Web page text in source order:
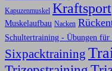
Kapuzenmuskel Kraftsport
Muskelaufbau Nacken
Schultertraining - Übungen für
Sixpacktraining